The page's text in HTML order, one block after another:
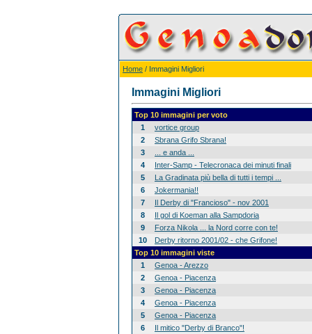
Home / Immagini Migliori
Immagini Migliori
Top 10 immagini per voto
1
vortice group
2
Sbrana Grifo Sbrana!
3
... e anda ...
4
Inter-Samp - Telecronaca dei minuti finali
5
La Gradinata più bella di tutti i tempi ...
6
Jokermania!!
7
Il Derby di "Francioso" - nov 2001
8
Il gol di Koeman alla Sampdoria
9
Forza Nikola ... la Nord corre con te!
10
Derby ritorno 2001/02 - che Grifone!
Top 10 immagini viste
1
Genoa - Arezzo
2
Genoa - Piacenza
3
Genoa - Piacenza
4
Genoa - Piacenza
5
Genoa - Piacenza
6
Il mitico "Derby di Branco"!